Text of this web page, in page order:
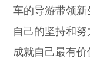
车的导游带领
自己的坚持和努
成就自己最有价